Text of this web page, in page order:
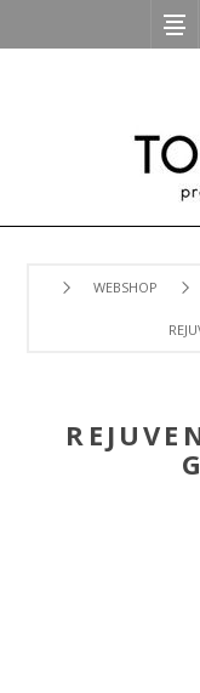
WEBSHOP